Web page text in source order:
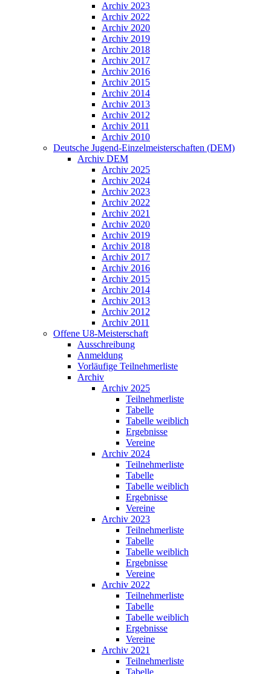
Archiv 2023
Archiv 2022
Archiv 2020
Archiv 2019
Archiv 2018
Archiv 2017
Archiv 2016
Archiv 2015
Archiv 2014
Archiv 2013
Archiv 2012
Archiv 2011
Archiv 2010
Deutsche Jugend-Einzelmeisterschaften (DEM)
Archiv DEM
Archiv 2025
Archiv 2024
Archiv 2023
Archiv 2022
Archiv 2021
Archiv 2020
Archiv 2019
Archiv 2018
Archiv 2017
Archiv 2016
Archiv 2015
Archiv 2014
Archiv 2013
Archiv 2012
Archiv 2011
Offene U8-Meisterschaft
Ausschreibung
Anmeldung
Vorläufige Teilnehmerliste
Archiv
Archiv 2025
Teilnehmerliste
Tabelle
Tabelle weiblich
Ergebnisse
Vereine
Archiv 2024
Teilnehmerliste
Tabelle
Tabelle weiblich
Ergebnisse
Vereine
Archiv 2023
Teilnehmerliste
Tabelle
Tabelle weiblich
Ergebnisse
Vereine
Archiv 2022
Teilnehmerliste
Tabelle
Tabelle weiblich
Ergebnisse
Vereine
Archiv 2021
Teilnehmerliste
Tabelle